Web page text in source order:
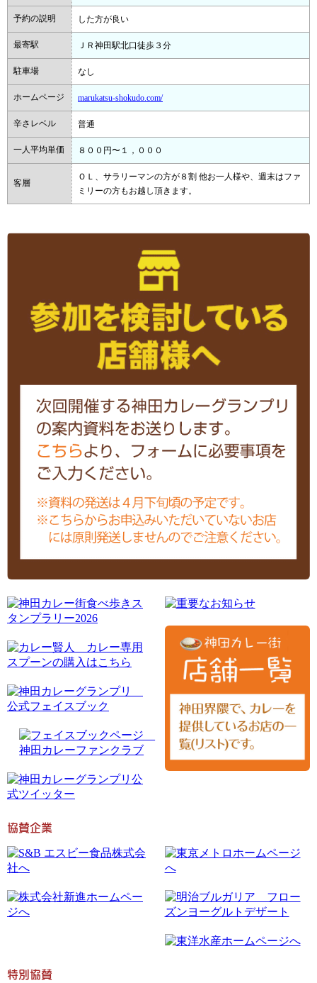
予約の説明 した方が良い
最寄駅 ＪＲ神田駅北口徒歩３分
駐車場 なし
ホームページ marukatsu-shokudo.com/
辛さレベル 普通
一人平均単価 ８００円〜１，０００
客層
ＯＬ、サラリーマンの方が８割 他お一人様や、週末はファ
ミリーの方もお越し頂きます。
協賛企業
特別協賛